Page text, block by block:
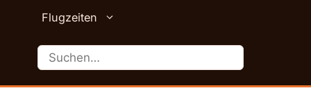
Flugzeiten